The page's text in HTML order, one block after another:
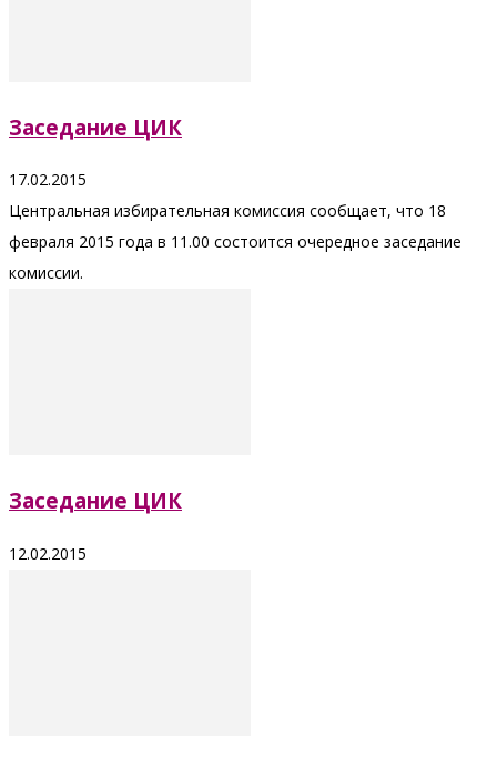
Заседание ЦИК
17.02.2015
Центральная избирательная комиссия сообщает, что 18
февраля 2015 года в 11.00 состоится очередное заседание
комиссии.
Заседание ЦИК
12.02.2015